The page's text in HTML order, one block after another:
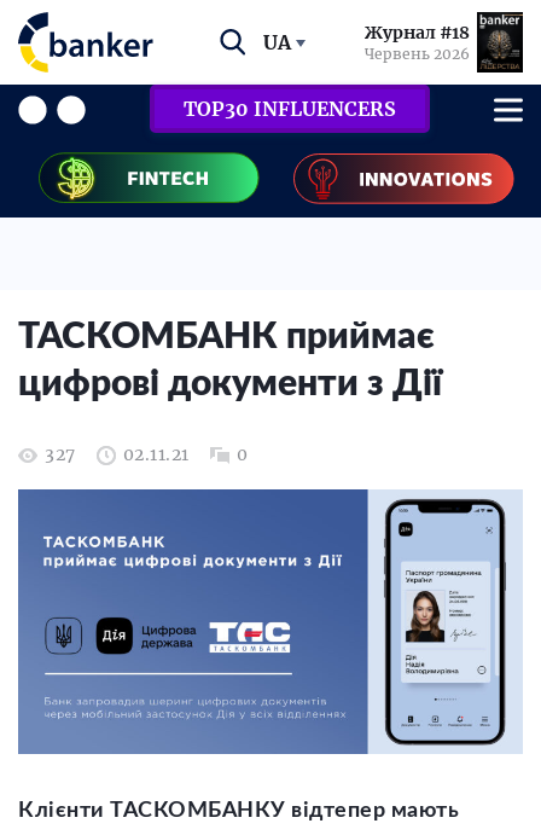
UA Журнал #18
Червень 2026
TOP30 INFLUENCERS
ТАСКОМБАНК приймає
цифрові документи з Дії
327 02.11.21 0
Клієнти ТАСКОМБАНКУ відтепер мають